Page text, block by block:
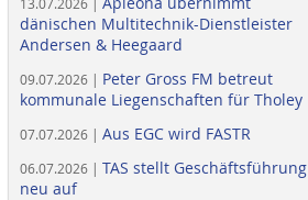
dänischen Multitechnik-Dienstleister
Andersen & Heegaard
09.07.2026 | Peter Gross FM betreut
kommunale Liegenschaften für Tholey
07.07.2026 | Aus EGC wird FASTR
06.07.2026 | TAS stellt Geschäftsführung
neu auf